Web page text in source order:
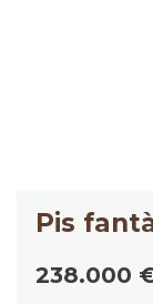
Pis
238.000